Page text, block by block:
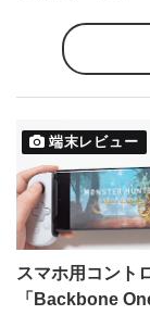
端末レビュー
スマホ用コント
「Backbone